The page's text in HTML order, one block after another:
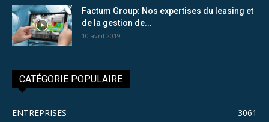
Factum Group: Nos expertises du leasing et
de la gestion de...
10 avril 2019
CATÉGORIE POPULAIRE
ENTREPRISES
3061